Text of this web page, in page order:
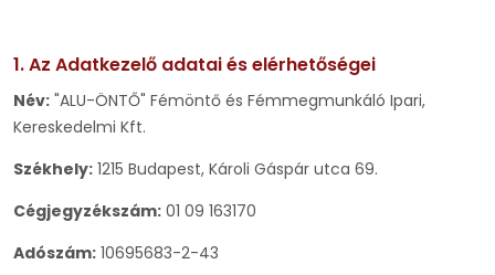
1. Az Adatkezelő adatai és elérhetőségei
Név: "ALU-ÖNTŐ" Fémöntő és Fémmegmunkáló Ipari,
Kereskedelmi Kft.
Székhely: 1215 Budapest, Károli Gáspár utca 69.
Cégjegyzékszám: 01 09 163170
Adószám: 10695683-2-43